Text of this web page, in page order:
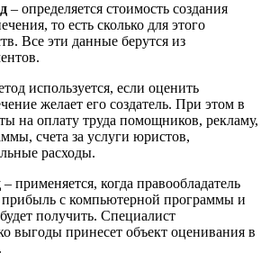
– определяется стоимость создания
то есть сколько для этого
Все эти данные берутся из
используется, если оценить
желает его создатель. При этом в
на оплату труда помощников, рекламу,
счета за услуги юристов,
расходы.
– применяется, когда правообладатель
прибыль с компьютерной программы и
получить. Специалист
выгоды принесет объект оценивания в